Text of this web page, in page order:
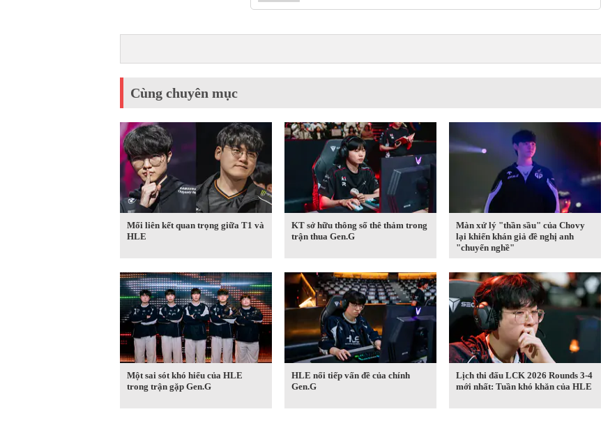
Cùng chuyên mục
Mối liên kết quan trọng giữa T1 và
HLE
KT sở hữu thông số thê thảm trong
trận thua Gen.G
Màn xử lý "thần sầu" của Chovy
lại khiến khán giả đề nghị anh
"chuyển nghề"
Một sai sót khó hiểu của HLE
trong trận gặp Gen.G
HLE nối tiếp vấn đề của chính
Gen.G
Lịch thi đấu LCK 2026 Rounds 3-4
mới nhất: Tuần khó khăn của HLE